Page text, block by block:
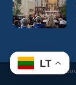
© 2026 Equipes
LT